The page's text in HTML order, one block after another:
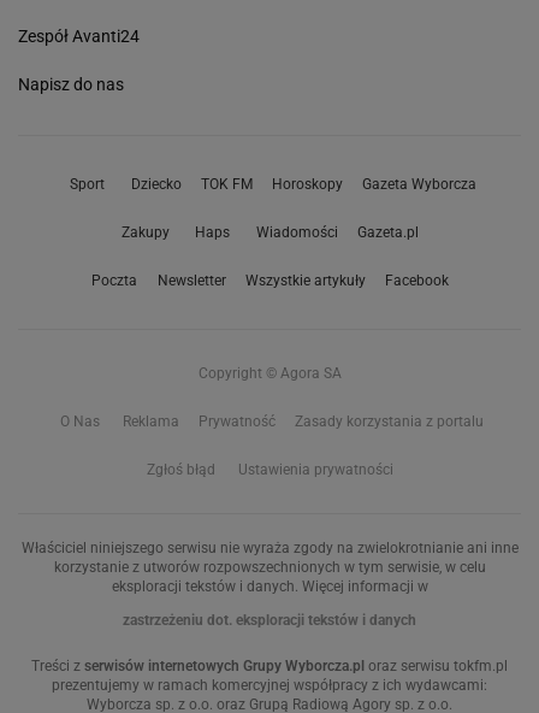
Zespół Avanti24
Napisz do nas
Sport Dziecko TOK FM Horoskopy Gazeta Wyborcza
Zakupy Haps Wiadomości Gazeta.pl
Poczta Newsletter Wszystkie artykuły Facebook
Copyright © Agora SA
O Nas Reklama Prywatność Zasady korzystania z portalu
Zgłoś błąd Ustawienia prywatności
Właściciel niniejszego serwisu nie wyraża zgody na zwielokrotnianie ani inne
korzystanie z utworów rozpowszechnionych w tym serwisie, w celu
eksploracji tekstów i danych. Więcej informacji w
zastrzeżeniu dot. eksploracji tekstów i danych
Treści z serwisów internetowych Grupy Wyborcza.pl oraz serwisu tokfm.pl
prezentujemy w ramach komercyjnej współpracy z ich wydawcami:
Wyborcza sp. z o.o. oraz Grupą Radiową Agory sp. z o.o.